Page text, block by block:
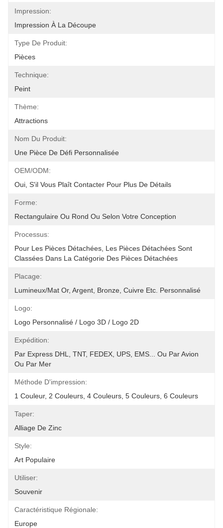
Impression:
Impression À La Découpe
Type De Produit:
Pièces
Technique:
Peint
Thème:
Attractions
Nom Du Produit:
Une Pièce De Défi Personnalisée
OEM/ODM:
Oui, S'il Vous Plaît Contacter Pour Plus De Détails
Forme:
Rectangulaire Ou Rond Ou Selon Votre Conception
Processus:
Pour Les Pièces Détachées, Les Pièces Détachées Sont
Classées Dans La Catégorie Des Pièces Détachées
Placage:
Lumineux/mat Or, Argent, Bronze, Cuivre Etc. Personnalisé
Logo:
Logo Personnalisé / Logo 3D / Logo 2D
Expédition:
Par Express DHL, TNT, FEDEX, UPS, EMS... Ou Par Avion
Ou Par Mer
Méthode D'impression:
1 Couleur, 2 Couleurs, 4 Couleurs, 5 Couleurs, 6 Couleurs
Taper:
Alliage De Zinc
Style:
Art Populaire
Utiliser:
Souvenir
Caractéristique Régionale:
Europe